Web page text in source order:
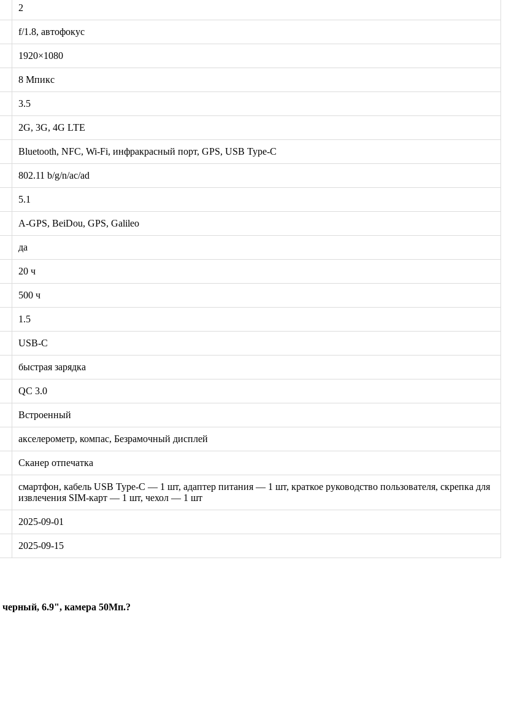
2
f/1.8, автофокус
1920×1080
8 Мпикс
3.5
2G, 3G, 4G LTE
Bluetooth, NFC, Wi-Fi, инфракрасный порт, GPS, USB Type-C
802.11 b/g/n/ac/ad
5.1
A-GPS, BeiDou, GPS, Galileo
да
20 ч
500 ч
1.5
USB-C
быстрая зарядка
QC 3.0
Встроенный
акселерометр, компас, Безрамочный дисплей
Сканер отпечатка
смартфон, кабель USB Type-C — 1 шт, адаптер питания — 1 шт, краткое руководство пользователя, скрепка для
извлечения SIM-карт — 1 шт, чехол — 1 шт
2025-09-01
2025-09-15
6.9", камера 50Мп.?